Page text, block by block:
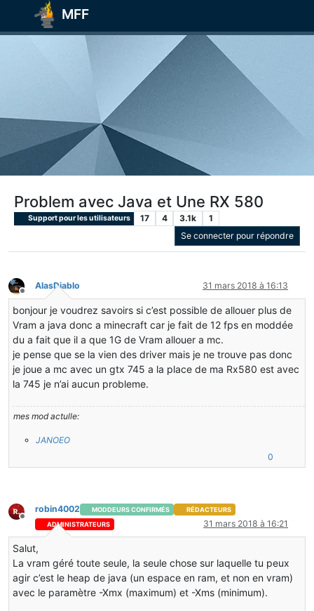
MFF
Problem avec Java et Une RX 580
Support pour les utilisateurs 17 4 3.1k
1
Se connecter pour répondre
Hors-ligne
AlasDiablo 31 mars 2018 à 16:13
bonjour je voudrez savoirs si c’est possible de allouer plus de
Vram a java donc a minecraft car je fait de 12 fps en moddée
du a fait que il a que 1G de Vram allouer a mc.
je pense que se la vien des driver mais je ne trouve pas donc
je joue a mc avec un gtx 745 a la place de ma Rx580 est avec
la 745 je n’ai aucun probleme.
mes mod actulle:
JANOEO
0
Hors-ligne
robin4002 MODDEURS CONFIRMÉS
RÉDACTEURS
ADMINISTRATEURS
31 mars 2018 à 16:21
Salut,
La vram géré toute seule, la seule chose sur laquelle tu peux
agir c’est le heap de java (un espace en ram, et non en vram)
avec le paramètre -Xmx (maximum) et -Xms (minimum).